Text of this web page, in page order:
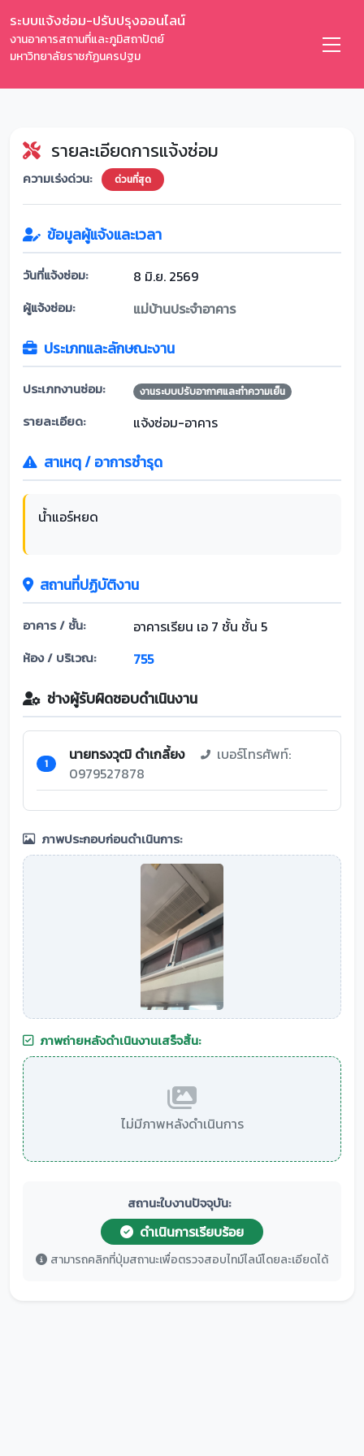
ระบบแจ้งซ่อม-ปรับปรุงออนไลน์
งานอาคารสถานที่และภูมิสถาปัตย์
มหาวิทยาลัยราชภัฏนครปฐม
รายละเอียดการแจ้งซ่อม
ความเร่งด่วน: ด่วนที่สุด
ข้อมูลผู้แจ้งและเวลา
วันที่แจ้งซ่อม: 8 มิ.ย. 2569
ผู้แจ้งซ่อม: แม่บ้านประจำอาคาร
ประเภทและลักษณะงาน
ประเภทงานซ่อม: งานระบบปรับอากาศและทำความเย็น
รายละเอียด: แจ้งซ่อม-อาคาร
สาเหตุ / อาการชำรุด
น้ำแอร์หยด
สถานที่ปฏิบัติงาน
อาคาร / ชั้น: อาคารเรียน เอ 7 ชั้น ชั้น 5
ห้อง / บริเวณ: 755
ช่างผู้รับผิดชอบดำเนินงาน
1 นายทรงวุฒิ ดำเกลี้ยง
เบอร์โทรศัพท์:
0979527878
ภาพประกอบก่อนดำเนินการ:
ภาพถ่ายหลังดำเนินงานเสร็จสิ้น:
ไม่มีภาพหลังดำเนินการ
สถานะใบงานปัจจุบัน:
ดำเนินการเรียบร้อย
สามารถคลิกที่ปุ่มสถานะเพื่อตรวจสอบไทม์ไลน์โดยละเอียดได้